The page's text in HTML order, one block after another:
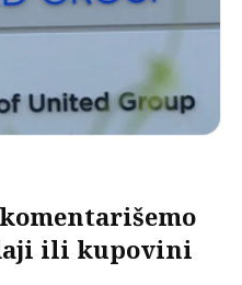
ili kupovini